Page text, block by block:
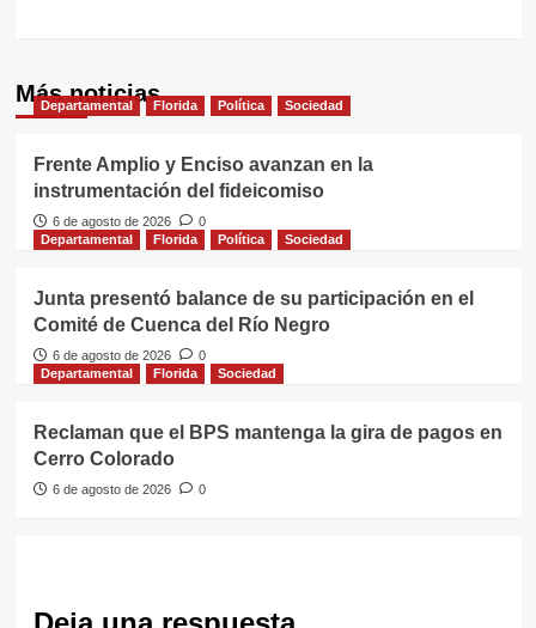
Más noticias
Departamental Florida Política Sociedad
Frente Amplio y Enciso avanzan en la
instrumentación del fideicomiso
6 de agosto de 2026
0
Departamental
Florida Política Sociedad
Junta presentó balance de su participación en el
Comité de Cuenca del Río Negro
6 de agosto de 2026
0
Departamental
Florida Sociedad
Reclaman que el BPS mantenga la gira de pagos en
Cerro Colorado
6 de agosto de 2026 0